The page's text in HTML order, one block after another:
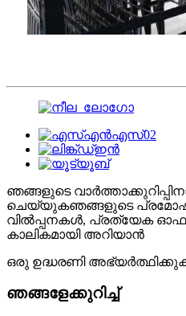
ഞങ്ങളുടെ
ചെയ്യുകഞങ്ങളുടെ
വിൽപ്പനകൾ, പ്രത്യേക
കാലികമായി അറിയാൻ
ഒരു ഉദ്ധരണി
ഞങ്ങളേക്കുറിച്ച്